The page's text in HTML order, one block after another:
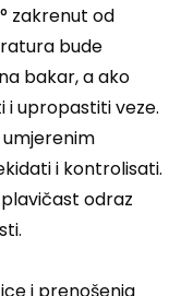
zakrenut od
bude
bakar, a ako
i upropastiti veze.
i kontrolisati.
odraz
i prenošenja